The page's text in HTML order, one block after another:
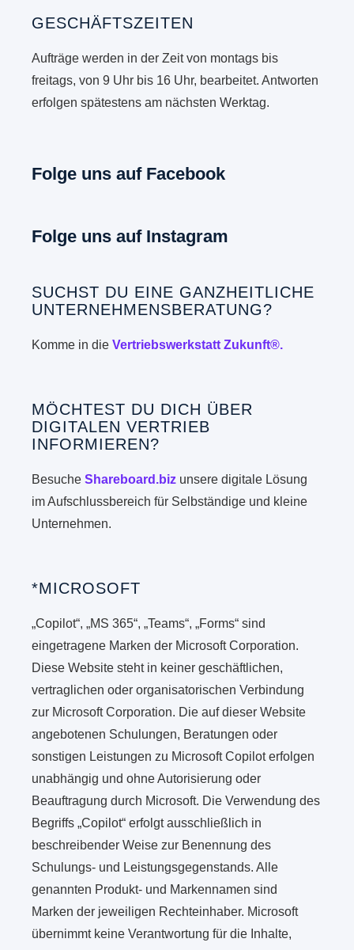
GESCHÄFTSZEITEN
Aufträge werden in der Zeit von montags bis
freitags, von 9 Uhr bis 16 Uhr, bearbeitet. Antworten
erfolgen spätestens am nächsten Werktag.
Folge uns auf Facebook
Folge uns auf Instagram
SUCHST DU EINE GANZHEITLICHE
UNTERNEHMENSBERATUNG?
Komme in dieVertriebswerkstatt Zukunft®.
MÖCHTEST DU DICH ÜBER
DIGITALEN VERTRIEB
INFORMIEREN?
BesucheShareboard.biz unsere digitale Lösung
im Aufschlussbereich für Selbständige und kleine
Unternehmen.
*MICROSOFT
„Copilot“, „MS 365“, „Teams“, „Forms“ sind
eingetragene Marken der Microsoft Corporation.
Diese Website steht in keiner geschäftlichen,
vertraglichen oder organisatorischen Verbindung
zur Microsoft Corporation. Die auf dieser Website
angebotenen Schulungen, Beratungen oder
sonstigen Leistungen zu Microsoft Copilot erfolgen
unabhängig und ohne Autorisierung oder
Beauftragung durch Microsoft. Die Verwendung des
Begriffs „Copilot“ erfolgt ausschließlich in
beschreibender Weise zur Benennung des
Schulungs- und Leistungsgegenstands. Alle
genannten Produkt- und Markennamen sind
Marken der jeweiligen Rechteinhaber. Microsoft
übernimmt keine Verantwortung für die Inhalte,